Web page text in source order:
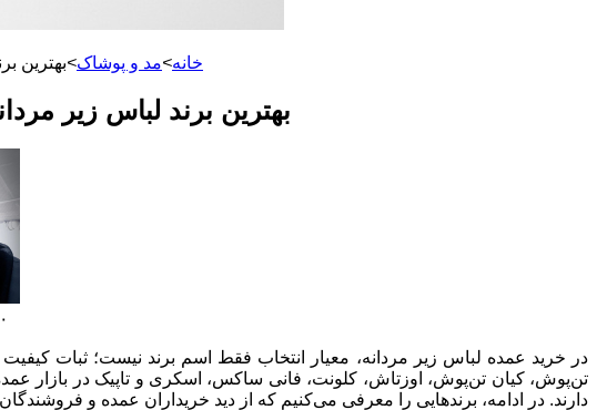
خانه>مد و پوشاک>بهترین
بهترین برند لباس زیر
۰
تن‌پوش، کیان تن‌پوش، اوزتاش، کلونت، فانی ساکس، اسکری و تاپیک در بازار
دارند. در ادامه، برندهایی را معرفی می‌کنیم که از دید خریداران عمده و